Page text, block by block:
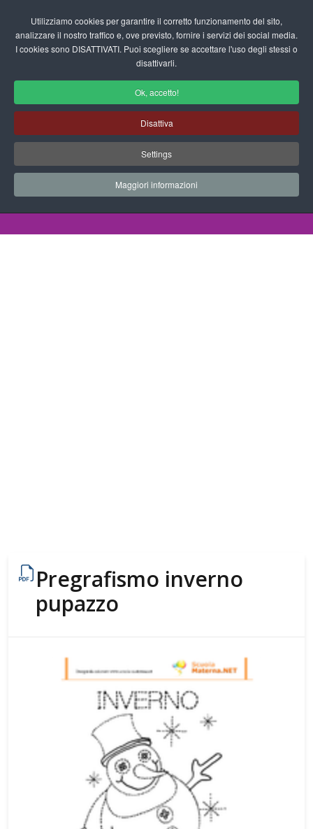
Utilizziamo cookies per garantire il corretto funzionamento del sito,
analizzare il nostro traffico e, ove previsto, fornire i servizi dei social media.
I cookies sono DISATTIVATI. Puoi scegliere se accettare l'uso degli stessi o
disattivarli.
Ok, accetto!
Disattiva
Settings
Maggiori informazioni
fas
Pregrafismo per la Scuola
dell'Infanzia
Schede didattiche - Pregrafismo
Schede Didattiche
Pregrafismo inverno
pupazzo